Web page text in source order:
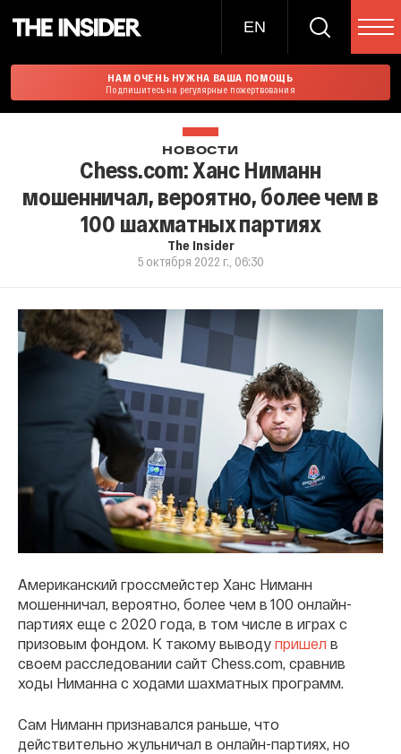
EN
НАМ ОЧЕНЬ НУЖНА ВАША ПОМОЩЬ
Подпишитесь на регулярные пожертвования
НОВОСТИ
Chess.com: Ханс Ниманн
мошенничал, вероятно, более чем в
100 шахматных партиях
The Insider
5 октября 2022 г., 06:30
Американский гроссмейстер Ханс Ниманн
мошенничал, вероятно, более чем в 100 онлайн-
партиях еще с 2020 года, в том числе в играх с
призовым фондом. К такому выводу пришел в
своем расследовании сайт Chess.com, сравнив
ходы Ниманна с ходами шахматных программ.
Сам Ниманн признавался раньше, что
действительно жульничал в онлайн-партиях, но